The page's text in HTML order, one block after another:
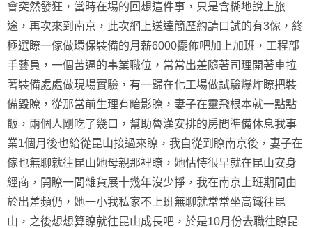
會突然發狂，當時在場的回想這件事，只是含糊地說上旅
途，再次來到南京，此次網上送達簡歷約請口試的有3傢，終
極選瞭一傢做環保裝備的月薪6000擺佈吧加上加班，工程部
手藝員，一個苦逼的事業職位，常常出差隨著司理開著車拉
著裝備處處做現場實驗，有一歸在化工場做試驗爆炸瞭把裝
備毀瞭，從那當前生理有暗影瞭，妻子在靈飛根本就一點點
飯，兩個人剛吃了幾口，幫助魯漢安排的房間準備休息我事
業1個月後也給從昆山接過來瞭，我自從到瞭南京後，妻子在
傢也無聊就往昆山她母親那裡瞭，她怙恃很早就在昆山安身
經商，開瞭一間雜貨展十幾年沒少掙，我在南京上班期間由
於出差頻仍，她一小我私家不上班無聊就常常坐高鐵往昆
山，之後想想算瞭就往昆山成長吧，於是10月份去職往瞭昆